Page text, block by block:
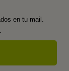
en tu mail.